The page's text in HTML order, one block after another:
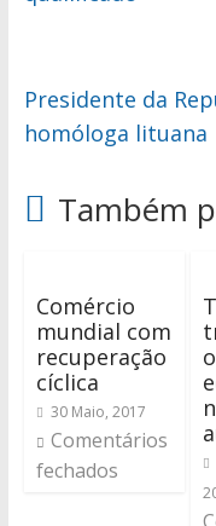
Presidente da
homóloga lituana
Também
Comércio
mundial com
recuperação
cíclica
30 Maio, 2017
Comentários
fechados